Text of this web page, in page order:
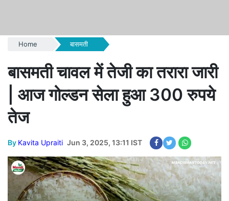
Home बासमती
बासमती चावल में तेजी का तरारा जारी
| आज गोल्डन सेला हुआ 300 रुपये
तेज
By Kavita Upraiti Jun 3, 2025, 13:11 IST